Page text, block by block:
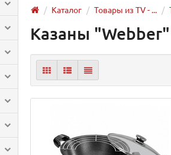
Каталог Товары из TV - ...
Казаны "Webber"